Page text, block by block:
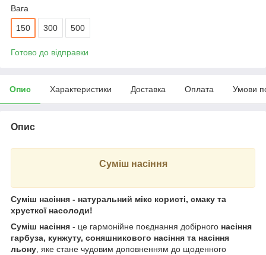
Вага
150 300 500
Готово до відправки
Опис Характеристики Доставка Оплата Умови
Опис
Суміш насіння
Суміш насіння - натуральний мікс користі, смаку та
хрусткої насолоди!
Суміш насіння - це гармонійне поєднання добірного насіння
гарбуза, кунжуту, соняшникового насіння та насіння
льону, яке стане чудовим доповненням до щоденного